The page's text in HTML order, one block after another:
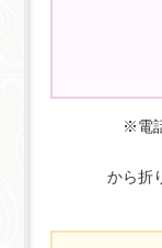
ができない例」別
日にできない場合
わない場合、作業
は、断ることも可
ート補修45,000円
って費用が異なり
り8,800円〜大き
にご相談ください
お見積は全て無料
さい。「電話で連
さまざまな業種を
載されており、地
す。飲食店、サー
羅し、ユーザーは
ます。地域の中小
の一部として、他
※電
から折